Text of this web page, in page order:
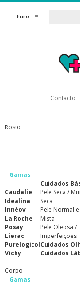
Euro
Contacto
Rosto
Gamas
Caudalie
Idealina
Innéov
La Roche
Posay
Lierac
Purelogicol
Vichy
Cuidados
Pele Seca /
Seca
Pele Normal e
Mista
Pele Oleosa /
Imperfeições
Cuidados
Cuidados
Corpo
Gamas